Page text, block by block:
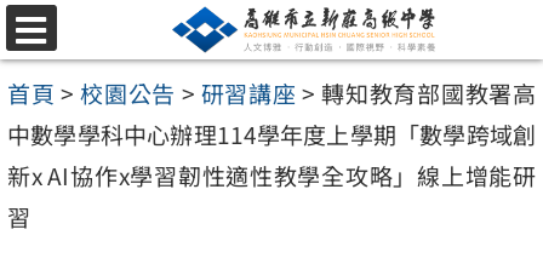
跳
至
主
要
內
容
選
單
首頁 > 校園公告 > 研習講座 > 轉知教育部國教署高
中數學學科中心辦理114學年度上學期「數學跨域創
新x AI協作x學習韌性適性教學全攻略」線上增能研
習